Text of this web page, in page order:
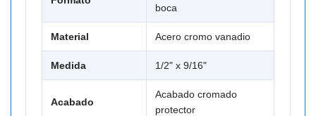
boca
Material Acero cromo vanadio
Medida 1/2" x 9/16"
Acabado
Acabado cromado
protector